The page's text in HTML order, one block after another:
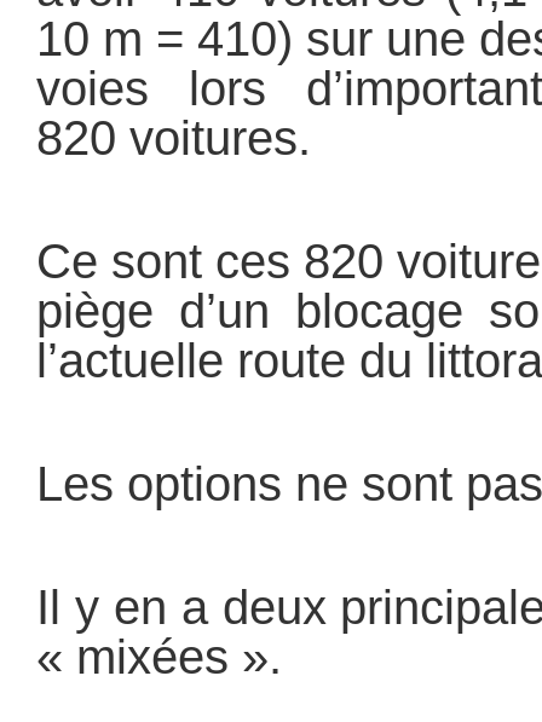
10 m = 410) sur une
voies lors
820 voitures.
Ce sont ces 820
piège d’un blocage
l’actuelle route du
Les options ne sont
Il y en a deux
« mixées ».